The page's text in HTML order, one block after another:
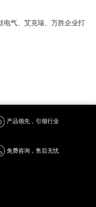
电气、艾克瑞、万胜企业打
产品领先，引领行业
免费咨询，售后无忧